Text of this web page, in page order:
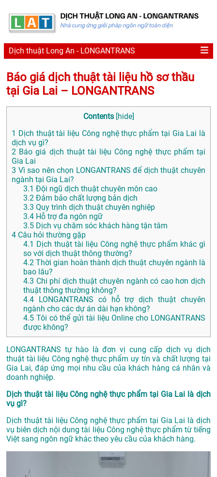
Dịch thuật Long An - LONGANTRANS
Báo giá dịch thuật tài liệu hồ sơ thầu
tại Gia Lai – LONGANTRANS
Contents [hide]
1 Dịch thuật tài liệu Công nghệ thực phẩm tại Gia Lai là
dịch vụ gì?
2 Báo giá dịch thuật tài liệu Công nghệ thực phẩm tại
Gia Lai
3 Vì sao nên chọn LONGANTRANS để dịch thuật chuyên
ngành tại Gia Lai?
3.1 Đội ngũ dịch thuật chuyên môn cao
3.2 Đảm bảo chất lượng bản dịch
3.3 Quy trình dịch thuật chuyên nghiệp
3.4 Hỗ trợ đa ngôn ngữ
3.5 Dịch vụ chăm sóc khách hàng tận tâm
4 Câu hỏi thường gặp
4.1 Dịch thuật tài liệu Công nghệ thực phẩm khác gì
so với dịch thuật thông thường?
4.2 Thời gian hoàn thành dịch thuật chuyên ngành là
bao lâu?
4.3 Chi phí dịch thuật chuyên ngành có cao hơn dịch
thuật thông thường không?
4.4 LONGANTRANS có hỗ trợ dịch thuật chuyên
ngành cho các dự án dài hạn không?
4.5 Tôi có thể gửi tài liệu Online cho LONGANTRANS
được không?
LONGANTRANS tự hào là đơn vị cung cấp dịch vụ dịch
thuật tài liệu Công nghệ thực phẩm uy tín và chất lượng tại
Gia Lai, đáp ứng mọi nhu cầu của khách hàng cá nhân và
doanh nghiệp.
Dịch thuật tài liệu Công nghệ thực phẩm tại Gia Lai là dịch
vụ gì?
Dịch thuật tài liệu Công nghệ thực phẩm tại Gia Lai là dịch
vụ biên dịch nội dung tài liệu Công nghệ thực phẩm từ tiếng
Việt sang ngôn ngữ khác theo yêu cầu của khách hàng.